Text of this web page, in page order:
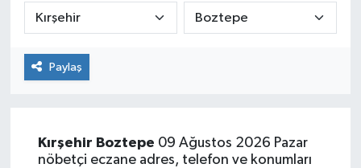
Paylaş
Kırşehir Boztepe 09 Ağustos 2026 Pazar
nöbetçi eczane adres, telefon ve konumları